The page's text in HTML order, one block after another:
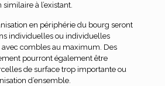
à l’existant.
en périphérie du bourg seront
individuelles ou individuelles
avec combles au maximum. Des
pourront également être
de surface trop importante ou
d’ensemble.